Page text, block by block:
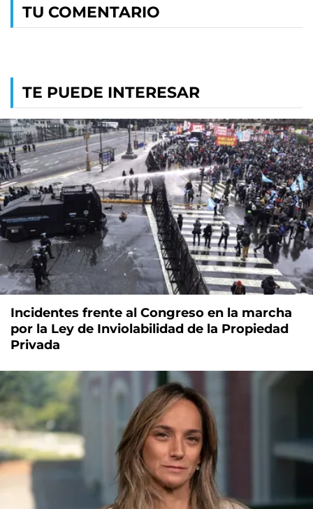
TU COMENTARIO
TE PUEDE INTERESAR
Incidentes frente al Congreso en la marcha
por la Ley de Inviolabilidad de la Propiedad
Privada